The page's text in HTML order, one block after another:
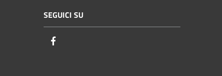
SEGUICI SU